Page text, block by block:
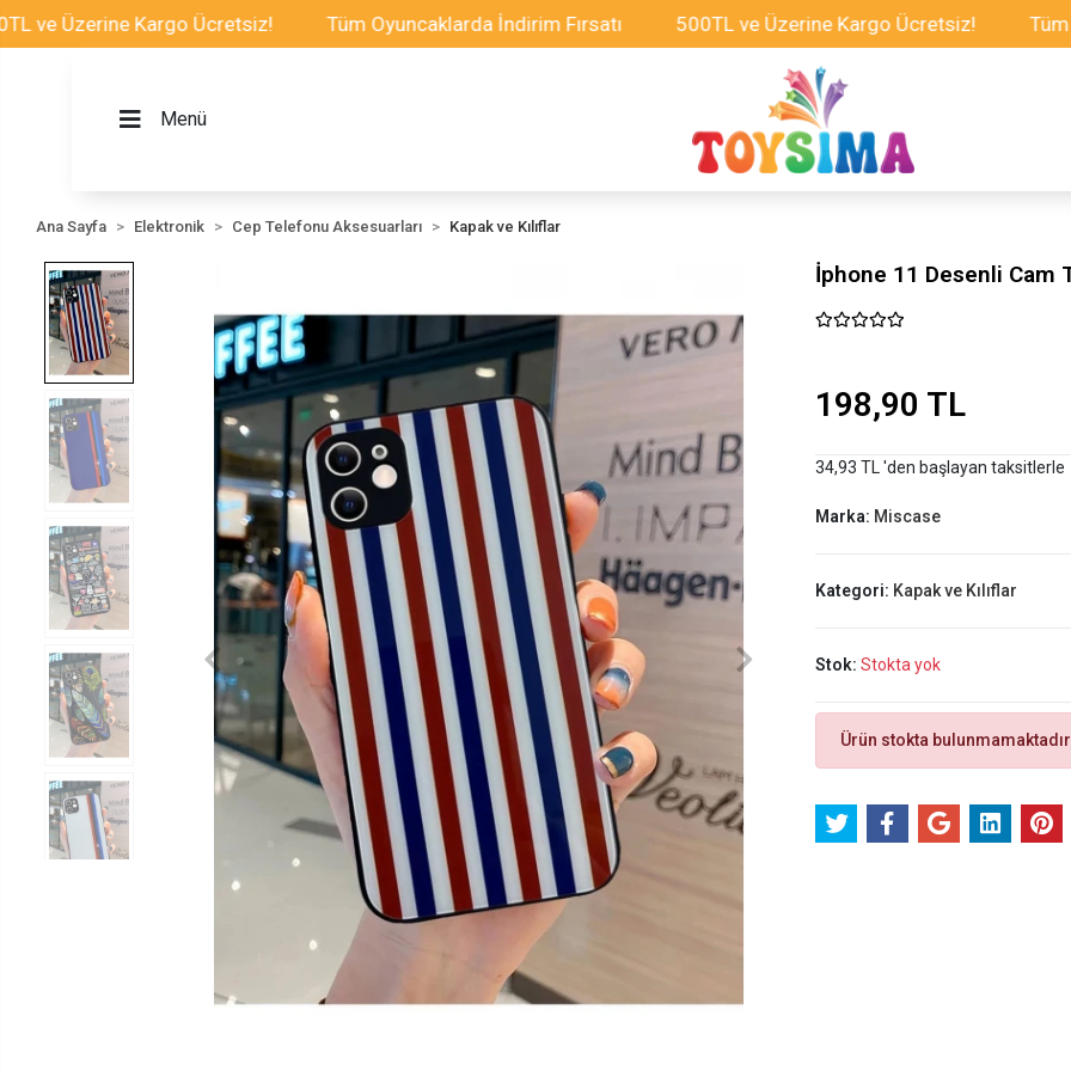
Kargo Ücretsiz! Tüm Oyuncaklarda İndirim Fırsatı 500TL ve Üzerine Kargo Ücretsiz! Tüm
Menü
Ana Sayfa Elektronik Cep Telefonu Aksesuarları Kapak ve Kılıflar
İphone 11 Desenli Cam
198,90 TL
34,93 TL 'den başlayan taksitlerle
Marka: Miscase
Kategori: Kapak ve Kılıflar
Stok: Stokta yok
Ürün stokta